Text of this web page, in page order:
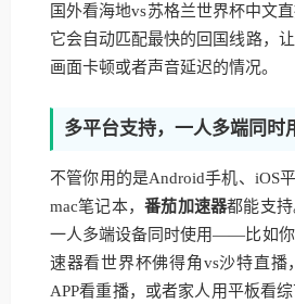
国外看海地vs苏格兰世界杯中文
它会自动匹配最快的回国线路，
画面卡顿或者声音延迟的情况。
多平台支持，一人多端同时
不管你用的是Android手机、iOS
mac笔记本，番茄加速器都能支
一人多端设备同时使用——比如你
速器看世界杯佛得角vs沙特直播
APP看重播，或者家人用平板看